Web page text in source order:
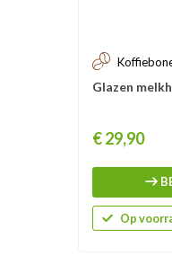
Glazen
Prijs
€ 29,90
Op